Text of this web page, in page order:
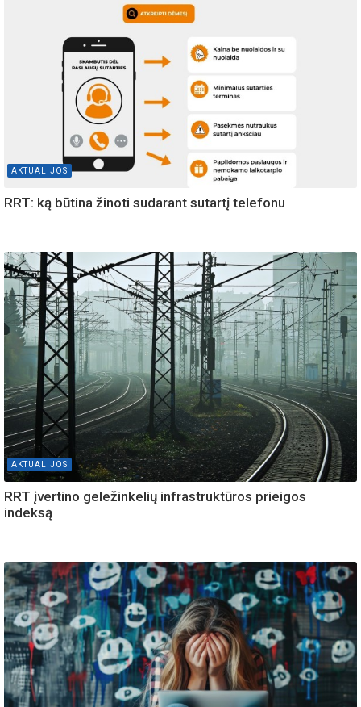
AKTUALIJOS
RRT: ką būtina žinoti sudarant sutartį telefonu
AKTUALIJOS
RRT įvertino geležinkelių infrastruktūros prieigos
indeksą